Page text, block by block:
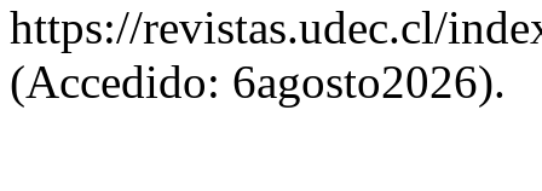
https://revistas.udec.cl/
(Accedido: 6agosto2026).